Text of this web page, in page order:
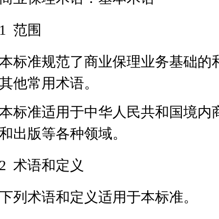
范围
标准规范了商业保理业务基础
他常用术语。
标准适用于中华人民共和国境
出版等各种领域。
术语和定义
列术语和定义适用于本标准。